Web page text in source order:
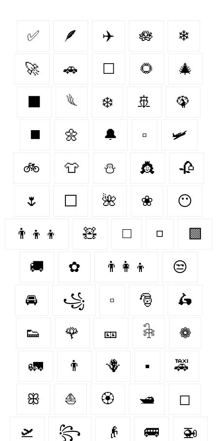
✅ 🪶 ✈️ 🪷 ❄
🚀 🚗 ☐ 🌻 🎄
𓆰 ❄️ 🚢 🦚
◼️ 🌼 🔔 ▫️ 🛩
🚲 👕 ⛄ 👸 🥀
🌷 ⬜ 🌺 ❀ 😶
👨‍👦‍👦 🧸 ◻️ ◽ 🟩
🚚 ✿ 👨‍👩‍👦 😒
🚘 ꧁ ▫ 🎅 🛵
👟 🌹 🎫 𓇗 ❁
🚛 👨 🪻 ▪️ 🚕
ꕥ ⛵ 🏵 🛥 ◻
🛫 ꧂ 👴 🚌 🚁